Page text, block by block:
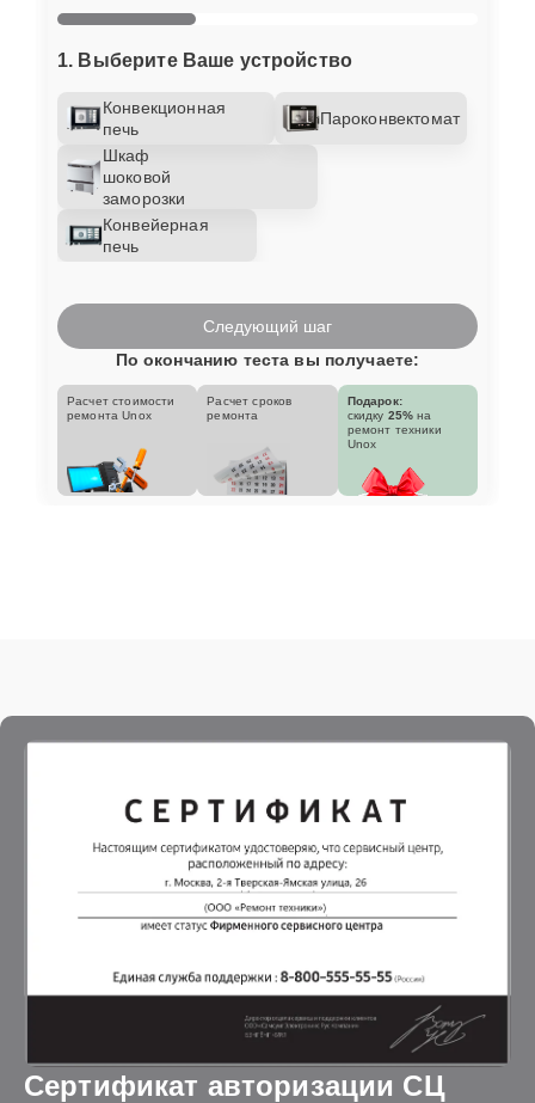
1. Выберите Ваше устройство
Конвекционная
печь
Пароконвектомат
Шкаф
шоковой
заморозки
Конвейерная
печь
Следующий шаг
По окончанию теста вы получаете:
Расчет стоимости
ремонта Unox
Расчет сроков
ремонта
Подарок:
скидку 25% на
ремонт техники
Unox
Сертификат авторизации СЦ